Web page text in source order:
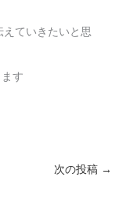
ていきたいと思
す
次の投稿 →